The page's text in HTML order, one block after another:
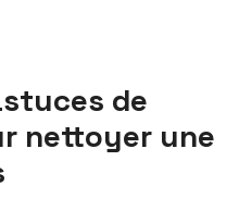
de
nettoyer une